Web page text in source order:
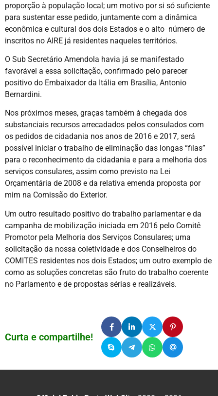
proporção à população local; um motivo por si só suficiente
para sustentar esse pedido, juntamente com a dinâmica
econômica e cultural dos dois Estados e o alto número de
inscritos no AIRE já residentes naqueles territórios.
O Sub Secretário Amendola havia já se manifestado
favorável a essa solicitação, confirmado pelo parecer
positivo do Embaixador da Itália em Brasília, Antonio
Bernardini.
Nos próximos meses, graças também à chegada dos
substanciais recursos arrecadados pelos consulados com
os pedidos de cidadania nos anos de 2016 e 2017, será
possível iniciar o trabalho de eliminação das longas “filas”
para o reconhecimento da cidadania e para a melhoria dos
serviços consulares, assim como previsto na Lei
Orçamentária de 2008 e da relativa emenda proposta por
mim na Comissão do Exterior.
Um outro resultado positivo do trabalho parlamentar e da
campanha de mobilização iniciada em 2016 pelo Comitê
Promotor pela Melhoria dos Serviços Consulares; uma
solicitação da nossa coletividade e dos Conselheiros do
COMITES residentes nos dois Estados; um outro exemplo de
como as soluções concretas são fruto do trabalho coerente
no Parlamento e de propostas sérias e realizáveis.
Curta e compartilhe!